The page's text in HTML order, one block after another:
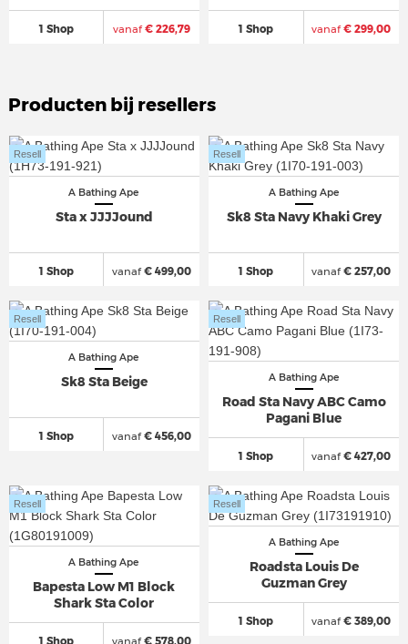
1 Shop vanaf€ 226,79 1 Shop vanaf€ 299,00
Producten bij resellers
A Bathing Ape
Sta x JJJJound
1 Shop
Resell
vanaf€ 499,00
A Bathing Ape
Sk8 Sta Navy Khaki Grey
1 Shop
Resell
vanaf€ 257,00
A Bathing Ape
Sk8 Sta Beige
1 Shop
Resell
vanaf€ 456,00
A Bathing Ape
Road Sta Navy ABC Camo
Pagani Blue
1 Shop
Resell
vanaf€ 427,00
A Bathing Ape
Bapesta Low M1 Block
Shark Sta Color
1 Shop
Resell
vanaf€ 578,00
A Bathing Ape
Roadsta Louis De
Guzman Grey
1 Shop
Resell
vanaf€ 389,00